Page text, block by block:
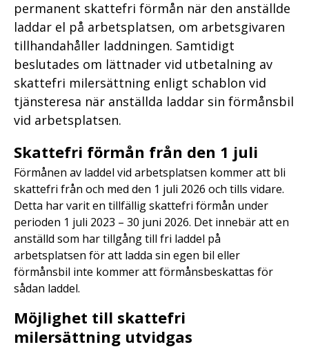
permanent skattefri förmån när den anställde
laddar el på arbetsplatsen, om arbetsgivaren
tillhandahåller laddningen. Samtidigt
beslutades om lättnader vid utbetalning av
skattefri milersättning enligt schablon vid
tjänsteresa när anställda laddar sin förmånsbil
vid arbetsplatsen.
Skattefri förmån från den 1 juli
Förmånen av laddel vid arbetsplatsen kommer att bli
skattefri från och med den 1 juli 2026 och tills vidare.
Detta har varit en tillfällig skattefri förmån under
perioden 1 juli 2023 – 30 juni 2026. Det innebär att en
anställd som har tillgång till fri laddel på
arbetsplatsen för att ladda sin egen bil eller
förmånsbil inte kommer att förmånsbeskattas för
sådan laddel.
Möjlighet till skattefri
milersättning utvidgas